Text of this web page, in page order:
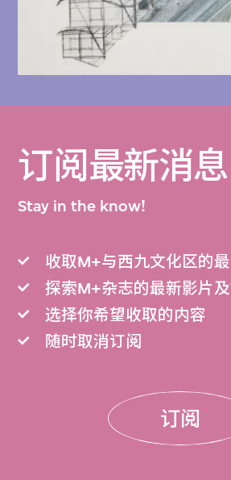
目檔案」）。
在M+藏品系列中，可以找到
相關的研究模型：2022.152
M+致力按照最嚴格的國際標
描述此檔案。檔案各部分將陸
上載到M+藏品網站。
订阅最新消息
Stay in the know!
收取M+与西九文化区的
探索M+杂志的最新影片
选择你希望收取的内容
随时取消订阅
订阅